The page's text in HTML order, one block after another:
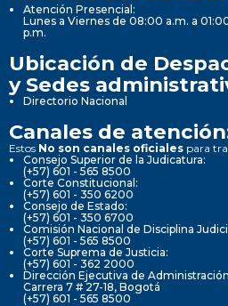
Atención Presencial:
Lunes a Viernes de 08:00 a.m. a
p.m.
Ubicación de
y Sedes
Directorio Nacional
Canales de
Estos No son canales oficiales para
Consejo Superior de la Judicatura:
(+57) 601 - 565 8500
Corte Constitucional:
(+57) 601 - 350 6200
Consejo de Estado:
(+57) 601 - 350 6700
Comisión Nacional de Disciplina
(+57) 601 - 565 8500
Corte Suprema de Justicia:
(+57) 601 - 362 2000
Dirección Ejecutiva de
Carrera 7 # 27-18, Bogotá
(+57) 601 - 565 8500